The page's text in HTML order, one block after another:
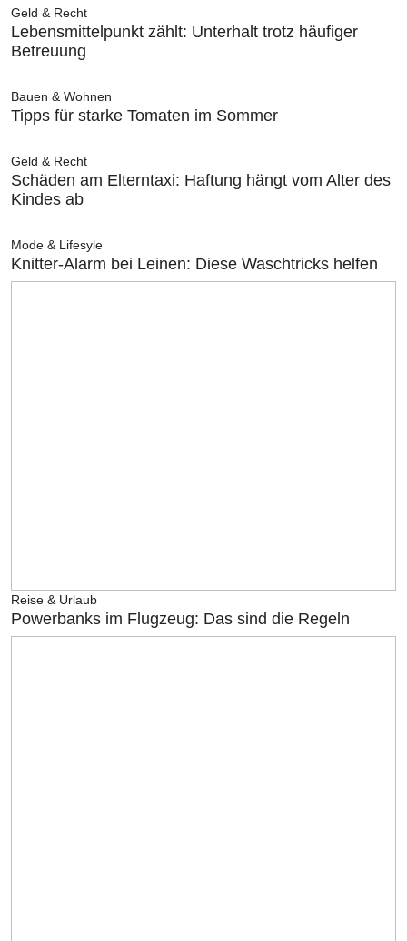
Geld & Recht
Lebensmittelpunkt zählt: Unterhalt trotz häufiger
Betreuung
Bauen & Wohnen
Tipps für starke Tomaten im Sommer
Geld & Recht
Schäden am Elterntaxi: Haftung hängt vom Alter des
Kindes ab
Mode & Lifesyle
Knitter-Alarm bei Leinen: Diese Waschtricks helfen
Reise & Urlaub
Powerbanks im Flugzeug: Das sind die Regeln